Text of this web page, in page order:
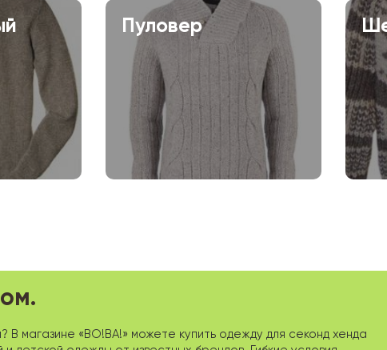
Пуловер
магазине «ВО!ВА!» можете купить одежду для секонд хенда